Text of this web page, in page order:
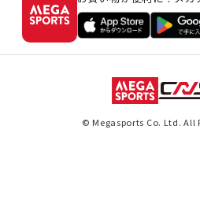
© Megasports Co. Ltd. All